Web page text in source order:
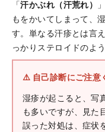
「汗かぶれ（汗荒れ）
もをかいてしまって、
す。単なる汗疹とは言
っかりステロイドのよ
⚠️ 自己診断にご注意
湿疹が起こると、写
も多いですが、見た
誤った対処は、症状